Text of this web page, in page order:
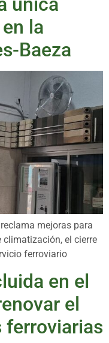
la
Baeza
mejoras para
el cierre
ferroviario
en el
el
ferroviarias